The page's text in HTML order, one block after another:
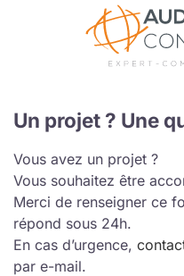
Un projet ? Une
Vous avez un projet ?
Vous souhaitez être
Merci de renseigner ce
répond sous 24h.
En cas d’urgence,
par e-mail.